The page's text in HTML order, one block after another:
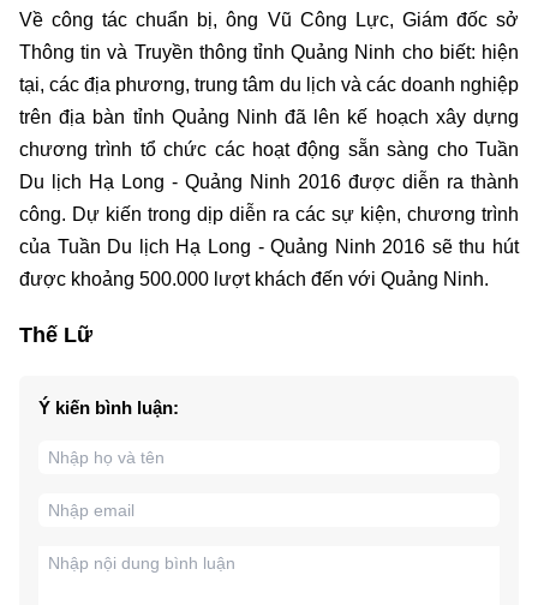
Về công tác chuẩn bị, ông Vũ Công Lực, Giám đốc sở
Thông tin và Truyền thông tỉnh Quảng Ninh cho biết: hiện
tại, các địa phương, trung tâm du lịch và các doanh nghiệp
trên địa bàn tỉnh Quảng Ninh đã lên kế hoạch xây dựng
chương trình tổ chức các hoạt động sẵn sàng cho Tuần
Du lịch Hạ Long - Quảng Ninh 2016 được diễn ra thành
công. Dự kiến trong dịp diễn ra các sự kiện, chương trình
của Tuần Du lịch Hạ Long - Quảng Ninh 2016 sẽ thu hút
được khoảng 500.000 lượt khách đến với Quảng Ninh.
Thế Lữ
Ý kiến bình luận: